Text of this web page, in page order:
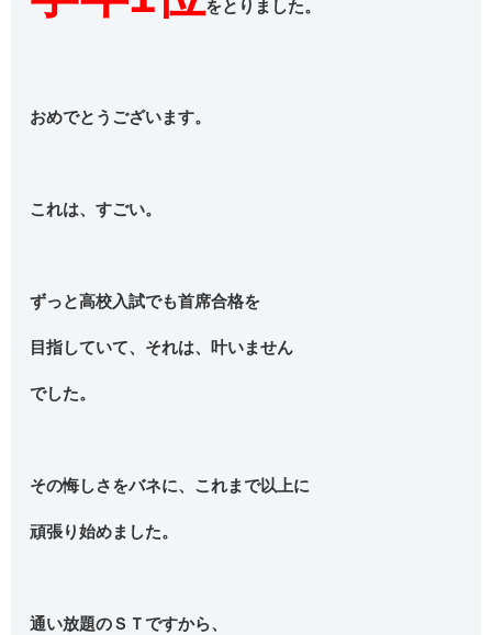
をとりました。
おめでとうございます。
これは、すごい。
ずっと高校入試でも首席合格を
目指していて、それは、叶いません
でした。
その悔しさをバネに、これまで以上に
頑張り始めました。
通い放題のＳＴですから、